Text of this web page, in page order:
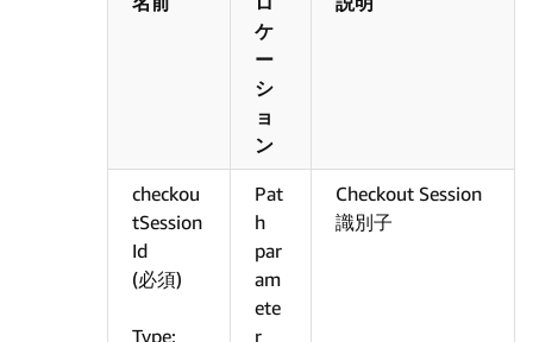
ケ
ー
シ
ョ
ン
checkou
tSession
Id
(必須)
Type:
Pat
h
par
am
ete
r
Checkout Session
識別子